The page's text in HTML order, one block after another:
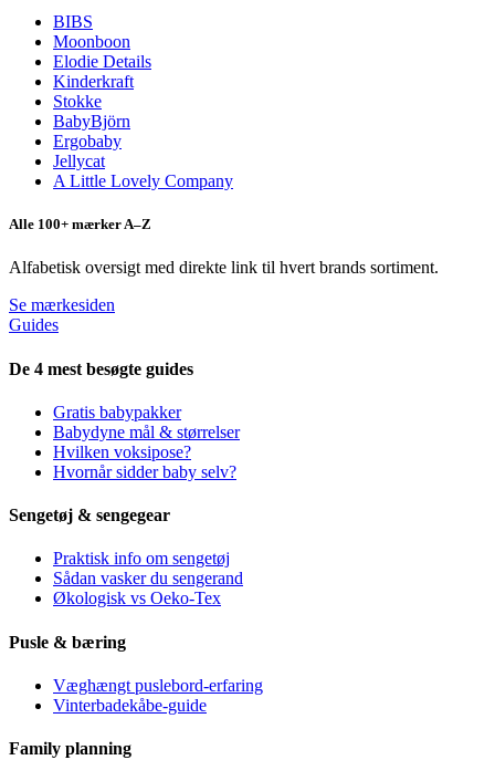
BIBS
Moonboon
Elodie Details
Kinderkraft
Stokke
BabyBjörn
Ergobaby
Jellycat
A Little Lovely Company
Alle 100+ mærker A–Z
Alfabetisk oversigt med direkte link til hvert brands sortiment.
Se mærkesiden
Guides
De 4 mest besøgte guides
Gratis babypakker
Babydyne mål & størrelser
Hvilken voksipose?
Hvornår sidder baby selv?
Sengetøj & sengegear
Praktisk info om sengetøj
Sådan vasker du sengerand
Økologisk vs Oeko-Tex
Pusle & bæring
Væghængt puslebord-erfaring
Vinterbadekåbe-guide
Family planning